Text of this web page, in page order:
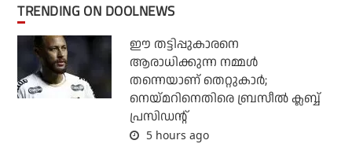
TRENDING ON DOOLNEWS
ഈ തട്ടിപ്പുകാരനെ
ആരാധിക്കുന്ന നമ്മള്‍
തന്നെയാണ് തെറ്റുകാര്‍;
നെയ്മറിനെതിരെ ബ്രസീല്‍ ക്ലബ്ബ്
പ്രസിഡന്റ്
5 hours ago